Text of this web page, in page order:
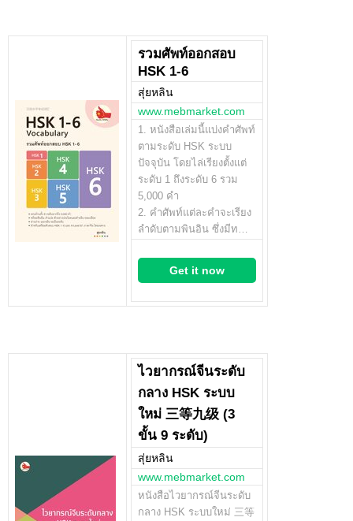
รวมศัพท์ออกสอบ
HSK 1-6
สุ่ยหลิน
www.mebmarket.com
1. หนังสือเล่มนี้แบ่งคำศัพท์
ตามระดับ HSK ระบบ
ปัจจุบัน โดยไล่เรียงตั้งแต่
ระดับ 1 ถึงระดับ 6 รวม
5,000 คำ
2. คำศัพท์แต่ละคำจะเรียง
ลำดับตามพินอิน ซึ่งมีท…
Get it now
ไวยากรณ์จีนระดับ
กลาง HSK ระบบ
ใหม่ 三等九级 (3
ขั้น 9 ระดับ)
สุ่ยหลิน
www.mebmarket.com
หนังสือไวยากรณ์จีนระดับ
กลาง HSK ระบบใหม่ 三等